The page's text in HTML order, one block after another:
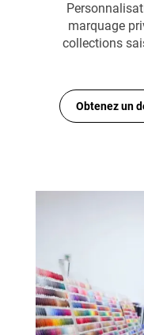
marquage
collections
Obtenez un